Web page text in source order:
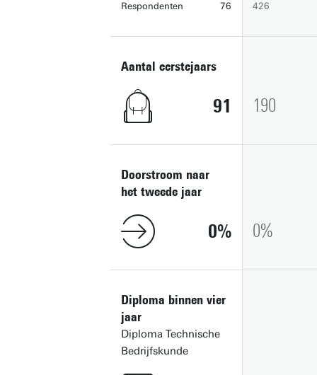
Respondenten 76 426
Aantal eerstejaars
91 190
Doorstroom naar
het tweede jaar
0 0
Diploma binnen vier
jaar
Diploma Technische
Bedrijfskunde